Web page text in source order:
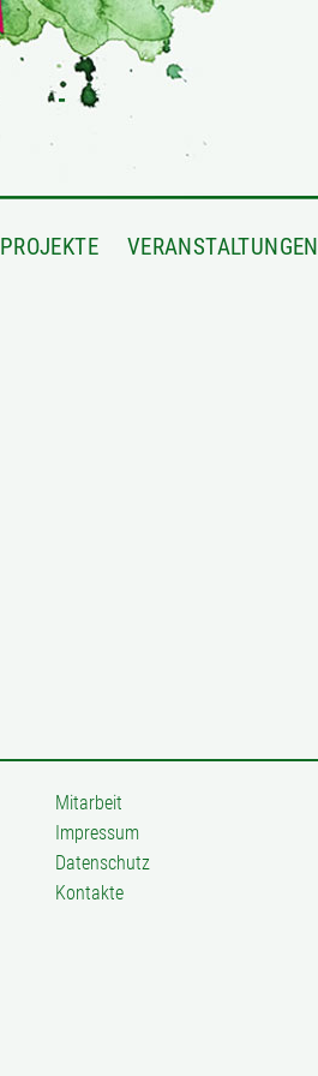
PROJEKTE
VERANSTALTUNGEN
Mitarbeit
Impressum
Datenschutz
Kontakte